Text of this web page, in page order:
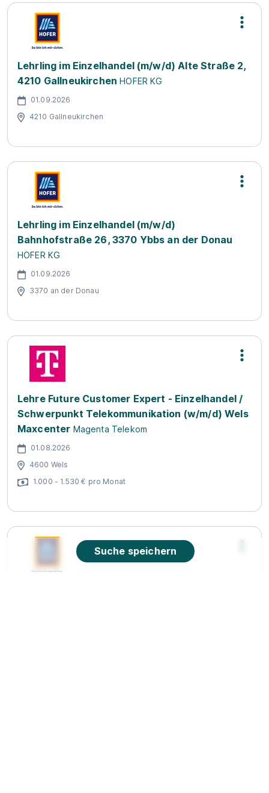
Lehrling im Einzelhandel (m/w/d) Alte Straße 2,
4210 Gallneukirchen HOFER KG
01.09.2026
4210 Gallneukirchen
Lehrling im Einzelhandel (m/w/d)
Bahnhofstraße 26, 3370 Ybbs an der Donau
HOFER KG
01.09.2026
3370 an der Donau
Lehre Future Customer Expert - Einzelhandel /
Schwerpunkt Telekommunikation (w/m/d) Wels
Maxcenter Magenta Telekom
01.08.2026
4600 Wels
1.000 - 1.530 € pro Monat
Suche speichern